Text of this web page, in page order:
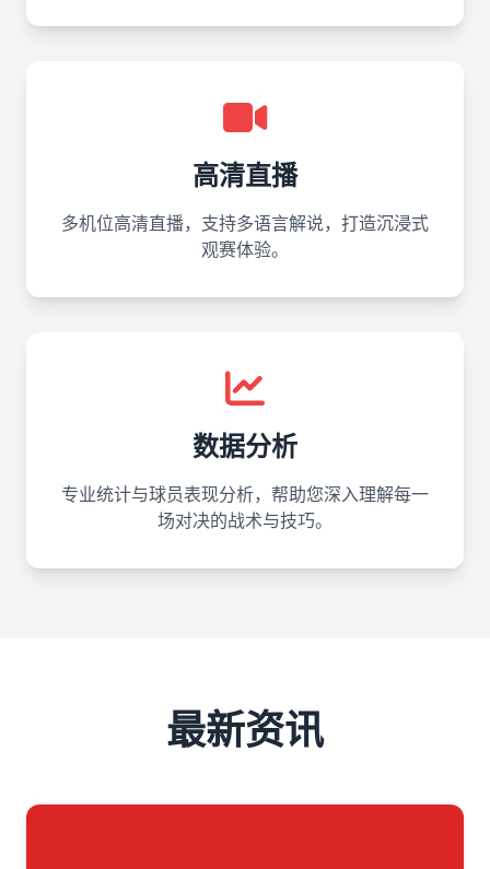
高清直播
多机位高清直播，支持多语言解说，打造沉浸式
观赛体验。
数据分析
专业统计与球员表现分析，帮助您深入理解每一
场对决的战术与技巧。
最新资讯